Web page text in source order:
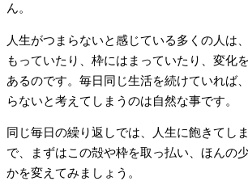
ん。
人生がつまらないと感じている多くの人は
もっていたり、枠にはまっていたり、変化
あるのです。毎日同じ生活を続けていれば
らないと考えてしまうのは自然な事です。
同じ毎日の繰り返しでは、人生に飽きてし
で、まずはこの殻や枠を取っ払い、ほんの
かを変えてみましょう。